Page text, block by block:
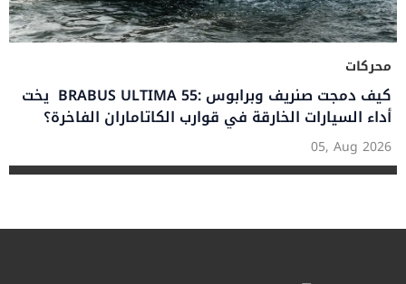
محركات
يخت BRABUS ULTIMA 55: كيف دمجت صنريف وبرابوس
أداء السيارات الخارقة في قوارب الكاتاماران الفاخرة؟
05, Aug 2026